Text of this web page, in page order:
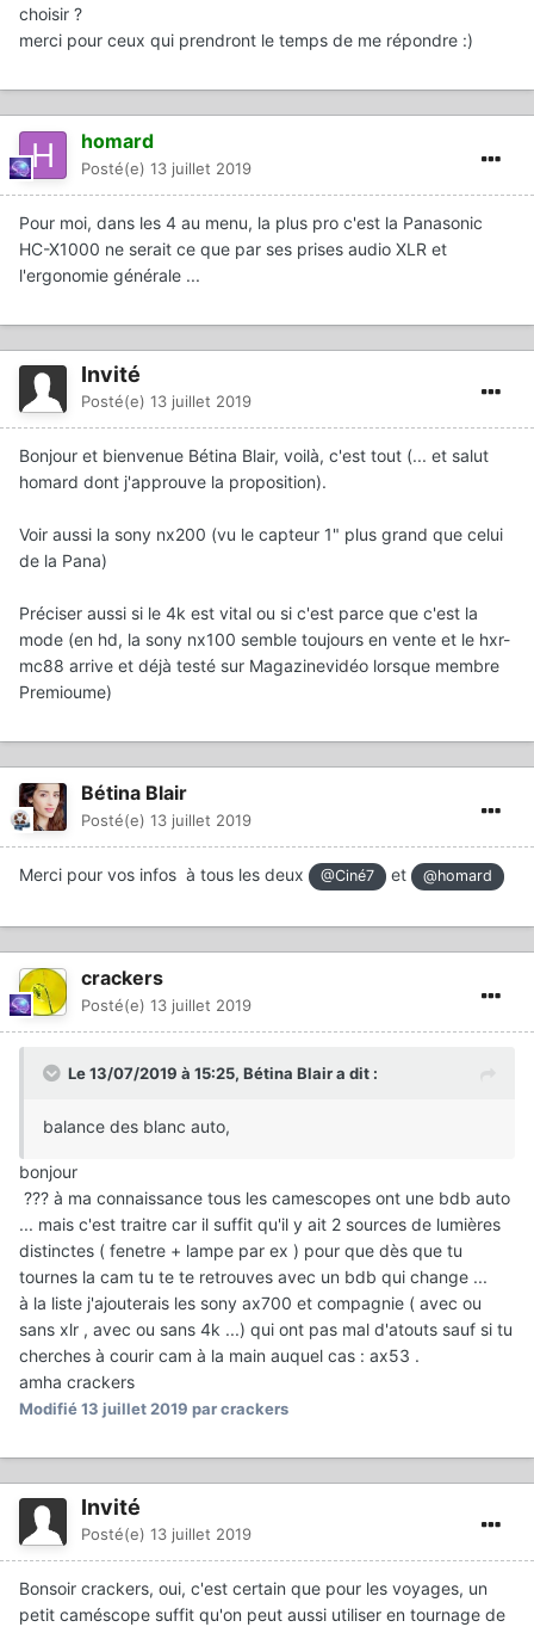
choisir ?
merci pour ceux qui prendront le temps de me répondre :)
homard
Posté(e) 13 juillet 2019
Pour moi, dans les 4 au menu, la plus pro c'est la Panasonic
HC-X1000 ne serait ce que par ses prises audio XLR et
l'ergonomie générale ...
Invité
Posté(e) 13 juillet 2019
Bonjour et bienvenue Bétina Blair, voilà, c'est tout (... et salut
homard dont j'approuve la proposition).
Voir aussi la sony nx200 (vu le capteur 1" plus grand que celui
de la Pana)
Préciser aussi si le 4k est vital ou si c'est parce que c'est la
mode (en hd, la sony nx100 semble toujours en vente et le hxr-
mc88 arrive et déjà testé sur Magazinevidéo lorsque membre
Premioume)
Bétina Blair
Posté(e) 13 juillet 2019
Merci pour vos infos à tous les deux @Ciné7 et @homard
crackers
Posté(e) 13 juillet 2019
Le 13/07/2019 à 15:25, Bétina Blaira dit :
balance des blanc auto,
bonjour
??? à ma connaissance tous les camescopes ont une bdb auto
... mais c'est traitre car il suffit qu'il y ait 2 sources de lumières
distinctes ( fenetre + lampe par ex ) pour que dès que tu
tournes la cam tu te te retrouves avec un bdb qui change ...
à la liste j'ajouterais les sony ax700 et compagnie ( avec ou
sans xlr , avec ou sans 4k ...) qui ont pas mal d'atouts sauf si tu
cherches à courir cam à la main auquel cas : ax53 .
amha crackers
Modifié13 juillet 2019 par crackers
Invité
Posté(e) 13 juillet 2019
Bonsoir crackers, oui, c'est certain que pour les voyages, un
petit caméscope suffit qu'on peut aussi utiliser en tournage de